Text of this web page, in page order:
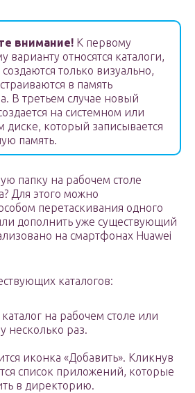
внимание! К первому
варианту относятся каталоги,
только визуально,
в память
В третьем случае новый
на системном или
который записывается
память.
папку на рабочем столе
Для этого можно
перетаскивания одного
дополнить уже существующий
на смартфонах Huawei
каталогов:
на рабочем столе или
несколько раз.
иконка «Добавить». Кликнув
список приложений, которые
в директорию.